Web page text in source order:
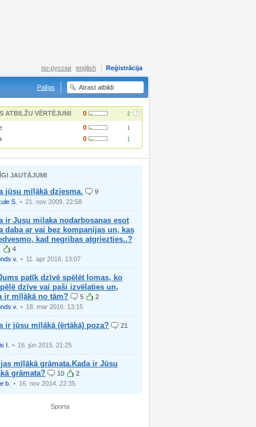
Reģistrācija
по-русски english
Palīgs
ATBILŽU VĒRTĒJUMI 0 2 ?
0 1
0 1
JAUTĀJUMI
jūsu mīļākā dziesma.
9
S.
21. nov 2009. 22:58
ir Jusu milaka nodarbosanas esot
daba ar vai bez kompanijas un, kas
kad negribas atgriezties..?
4
v.
11. apr 2016. 13:07
patīk dzīvē spēlēt lomas, ko
dzīve vai paši izvēlaties un,
ir mīļākā no tām?
5
2
v.
18. mar 2016. 13:15
ir jūsu mīļākā (ērtākā) poza?
21
I.
16. jūn 2015. 21:25
mīļākā grāmata.Kada ir Jūsu
grāmata?
10
2
b.
16. nov 2014. 22:35
Sporta